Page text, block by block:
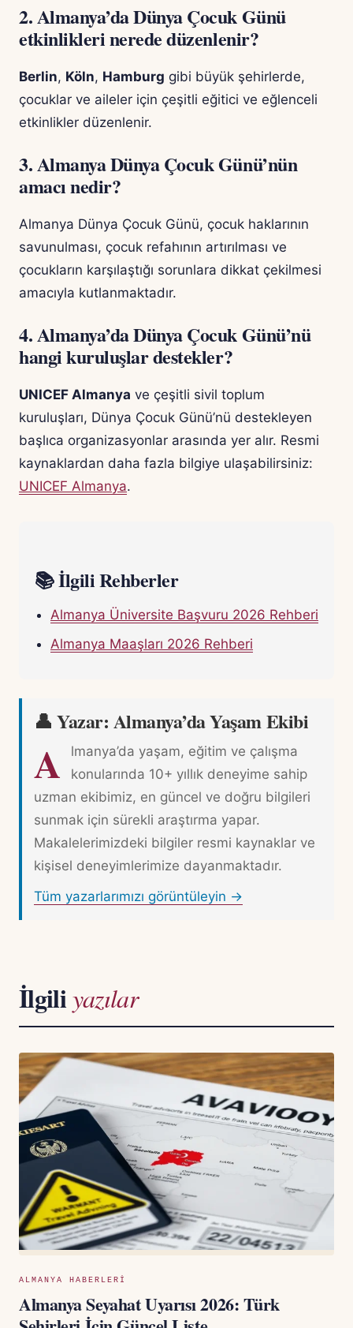
2. Almanya’da Dünya Çocuk Günü
etkinlikleri nerede düzenlenir?
Berlin, Köln, Hamburg gibi büyük şehirlerde,
çocuklar ve aileler için çeşitli eğitici ve eğlenceli
etkinlikler düzenlenir.
3. Almanya Dünya Çocuk Günü’nün
amacı nedir?
Almanya Dünya Çocuk Günü, çocuk haklarının
savunulması, çocuk refahının artırılması ve
çocukların karşılaştığı sorunlara dikkat çekilmesi
amacıyla kutlanmaktadır.
4. Almanya’da Dünya Çocuk Günü’nü
hangi kuruluşlar destekler?
UNICEF Almanya ve çeşitli sivil toplum
kuruluşları, Dünya Çocuk Günü’nü destekleyen
başlıca organizasyonlar arasında yer alır. Resmi
kaynaklardan daha fazla bilgiye ulaşabilirsiniz:
UNICEF Almanya.
📚 İlgili Rehberler
Almanya Üniversite Başvuru 2026 Rehberi
Almanya Maaşları 2026 Rehberi
👤 Yazar: Almanya’da Yaşam Ekibi
A
lmanya’da yaşam, eğitim ve çalışma
konularında 10+ yıllık deneyime sahip
uzman ekibimiz, en güncel ve doğru bilgileri
sunmak için sürekli araştırma yapar.
Makalelerimizdeki bilgiler resmi kaynaklar ve
kişisel deneyimlerimize dayanmaktadır.
Tüm yazarlarımızı görüntüleyin →
İlgiliyazılar
ALMANYA HABERLERI
Almanya Seyahat Uyarısı 2026: Türk